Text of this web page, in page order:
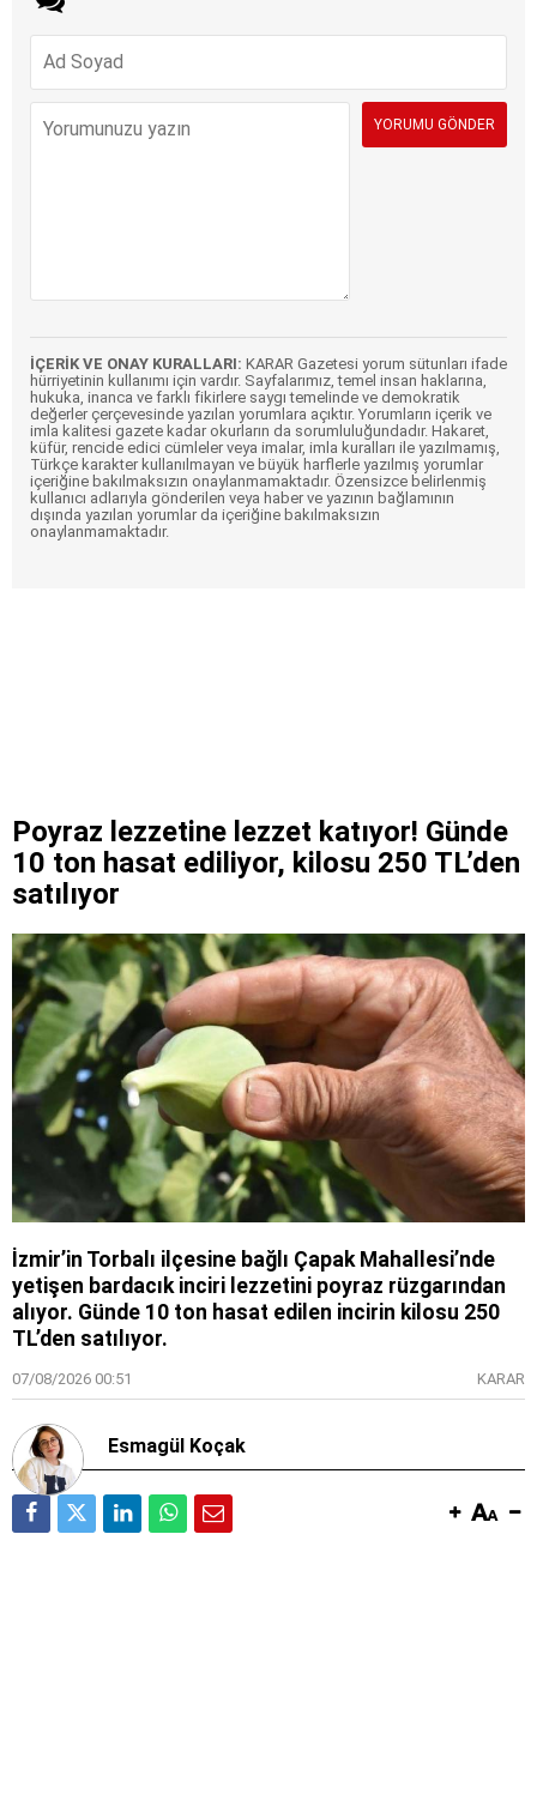
İÇERİK VE ONAY KURALLARI: KARAR Gazetesi yorum sütunları ifade
hürriyetinin kullanımı için vardır. Sayfalarımız, temel insan haklarına,
hukuka, inanca ve farklı fikirlere saygı temelinde ve demokratik
değerler çerçevesinde yazılan yorumlara açıktır. Yorumların içerik ve
imla kalitesi gazete kadar okurların da sorumluluğundadır. Hakaret,
küfür, rencide edici cümleler veya imalar, imla kuralları ile yazılmamış,
Türkçe karakter kullanılmayan ve büyük harflerle yazılmış yorumlar
içeriğine bakılmaksızın onaylanmamaktadır. Özensizce belirlenmiş
kullanıcı adlarıyla gönderilen veya haber ve yazının bağlamının
dışında yazılan yorumlar da içeriğine bakılmaksızın
onaylanmamaktadır.
Poyraz lezzetine lezzet katıyor! Günde
10 ton hasat ediliyor, kilosu 250 TL’den
satılıyor
İzmir’in Torbalı ilçesine bağlı Çapak Mahallesi’nde
yetişen bardacık inciri lezzetini poyraz rüzgarından
alıyor. Günde 10 ton hasat edilen incirin kilosu 250
TL’den satılıyor.
07/08/2026 00:51 KARAR
Esmagül Koçak